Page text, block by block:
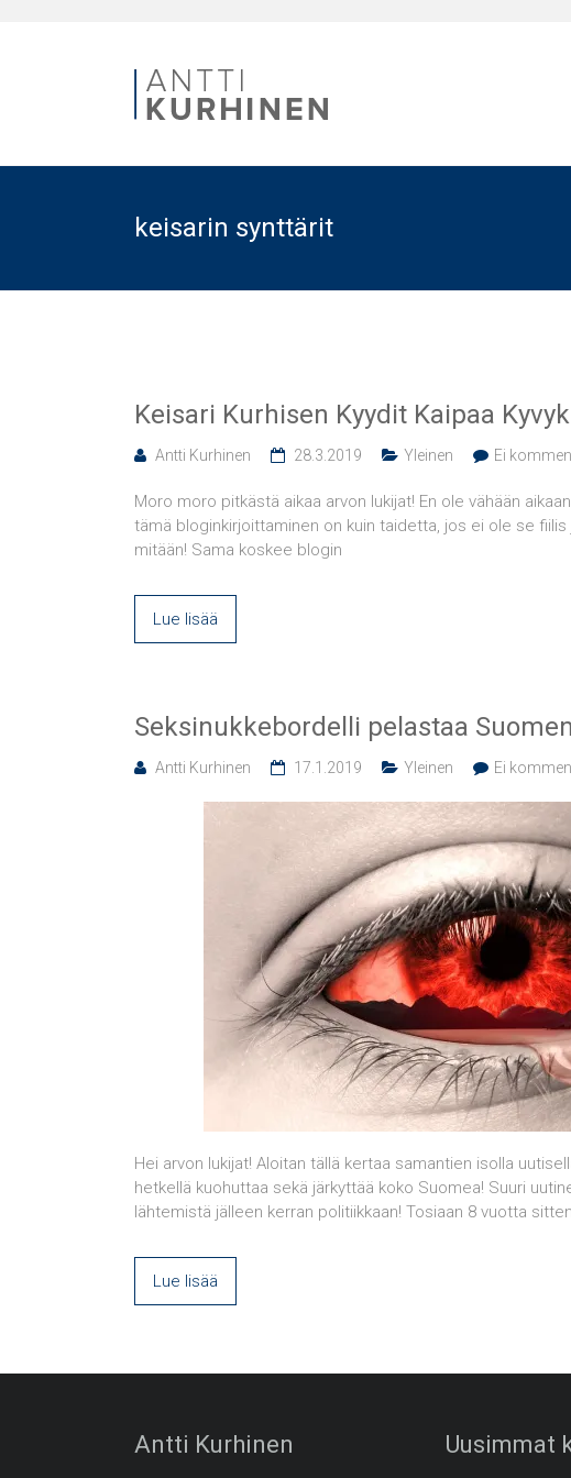
keisarin synttärit
Keisari Kurhisen Kyydit Kaipaa
Antti Kurhinen 28.3.2019 Yleinen Ei
Moro moro pitkästä aikaa arvon lukijat! En ole vähään
tämä bloginkirjoittaminen on kuin taidetta, jos ei ole se
mitään! Sama koskee blogin
Lue lisää
Seksinukkebordelli pelastaa
Antti Kurhinen 17.1.2019 Yleinen Ei
Hei arvon lukijat! Aloitan tällä kertaa samantien isolla
hetkellä kuohuttaa sekä järkyttää koko Suomea! Suuri
lähtemistä jälleen kerran politiikkaan! Tosiaan 8 vuotta
Lue lisää
Antti Kurhinen Uusimmat